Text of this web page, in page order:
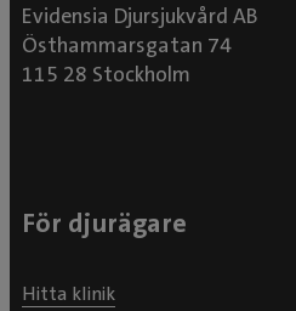
Evidensia Djursjukvård AB
Östhammarsgatan 74
115 28 Stockholm
För djurägare
Hitta klinik